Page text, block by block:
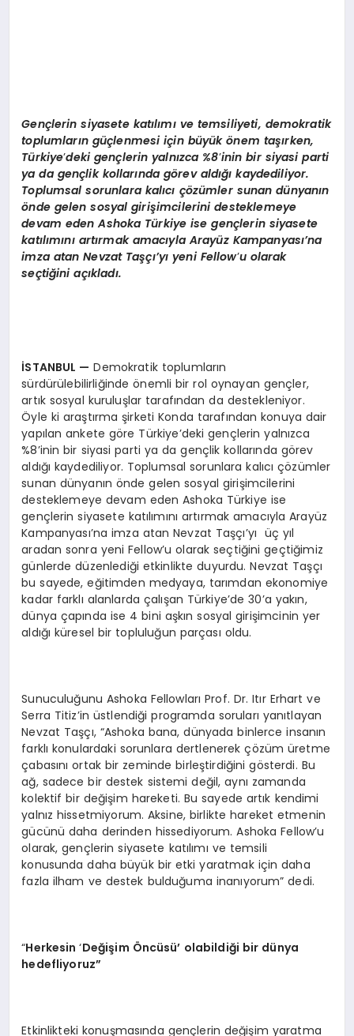
Gençlerin siyasete katılımı ve temsiliyeti, demokratik
toplumların güçlenmesi için büyükönem taşırken,
Türkiye’deki gençlerin yalnızca %8’inin bir siyasi parti
ya da gençlik kollarında görev aldığı kaydediliyor.
Toplumsal sorunlara kalıcı çözümler sunan dünyanın
önde gelen sosyal girişimcilerini desteklemeye
devam eden Ashoka Türkiye ise gençlerin siyasete
katılımını artırmak amacıyla Arayüz Kampanyası’na
imza atan Nevzat Taşçı’yı yeni Fellow’u olarak
seçtiğini açıkladı.
İSTANBUL — Demokratik toplumların
sürdürülebilirliğinde önemli bir rol oynayan gençler,
artık sosyal kuruluşlar tarafından da destekleniyor.
Öyle ki araştırma şirketi Konda tarafından konuya dair
yapılan ankete göre Türkiye’deki gençlerin yalnızca
%8’inin bir siyasi parti ya da gençlik kollarında görev
aldığı kaydediliyor. Toplumsal sorunlara kalıcı çözümler
sunan dünyanın önde gelen sosyal girişimcilerini
desteklemeye devam eden Ashoka Türkiye ise
gençlerin siyasete katılımını artırmak amacıyla Arayüz
Kampanyası’na imza atan Nevzat Taşçı’yı üç yıl
aradan sonra yeni Fellow’u olarak seçtiğini geçtiğimiz
günlerde düzenlediği etkinlikte duyurdu. Nevzat Taşçı
bu sayede, eğitimden medyaya, tarımdan ekonomiye
kadar farklı alanlarda çalışan Türkiye’de 30’a yakın,
dünya çapında ise 4 bini aşkın sosyal girişimcinin yer
aldığı küresel bir topluluğun parçası oldu.
Sunuculuğunu Ashoka Fellowları Prof. Dr. Itır Erhart ve
Serra Titiz’in üstlendiği programda soruları yanıtlayan
Nevzat Taşçı, “Ashoka bana, dünyada binlerce insanın
farklı konulardaki sorunlara dertlenerek çözüm üretme
çabasını ortak bir zeminde birleştirdiğini gösterdi. Bu
ağ, sadece bir destek sistemi değil, aynı zamanda
kolektif bir değişim hareketi. Bu sayede artık kendimi
yalnız hissetmiyorum. Aksine, birlikte hareket etmenin
gücünü daha derinden hissediyorum. Ashoka Fellow’u
olarak, gençlerin siyasete katılımı ve temsili
konusunda daha büyük bir etki yaratmak için daha
fazla ilham ve destek bulduğuma inanıyorum” dedi.
“Herkesin‘Değişim Öncüsü’ olabildiği bir dünya
hedefliyoruz”
Etkinlikteki konuşmasında gençlerin değişim yaratma